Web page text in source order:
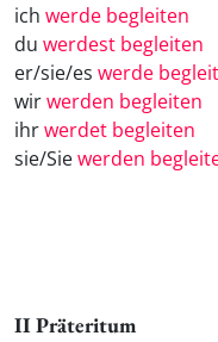
ich werde begleiten
du werdest begleiten
er/sie/es werde
wirwerden begleiten
ihrwerdet begleiten
sie/Siewerden
II Präteritum